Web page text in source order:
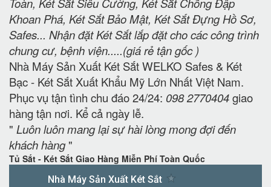
Khoan Phá, Két Sắt Bảo Mật, Két Sắt Đựng Hồ Sơ,
Safes... Nhận đặt Két Sắt lắp đặt cho các công trình
chung cư, bệnh viện.....(giá rẻ tận gốc )
Nhà Máy Sản Xuất Két Sắt WELKO Safes & Két
Bạc - Két Sắt Xuất Khẩu Mỹ Lớn Nhất Việt Nam.
Phục vụ tận tình chu đáo 24/24: 098 2770404giao
hàng tận nơi. Kể cả ngày lễ.
" Luôn luôn mang lại sự hài lòng mong đợi đến
khách hàng"
Tủ Sắt - Két Sắt Giao Hàng Miễn Phí Toàn Quốc